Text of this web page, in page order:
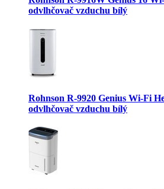
odvlhčovač vzduchu bílý
Rohnson R-9920 Genius Wi-Fi
odvlhčovač vzduchu bílý